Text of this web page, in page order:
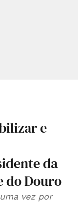
e
da
do Douro
vez por